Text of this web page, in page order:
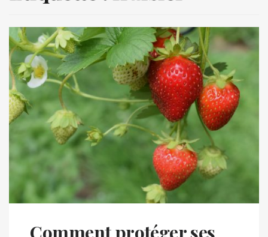
Comment protéger ses